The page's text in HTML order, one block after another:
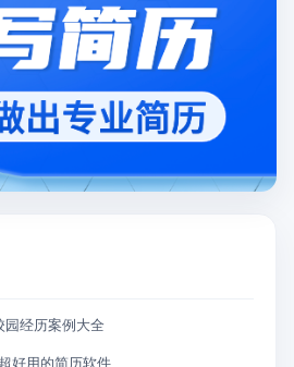
园经历案例大全
好用的简历软件